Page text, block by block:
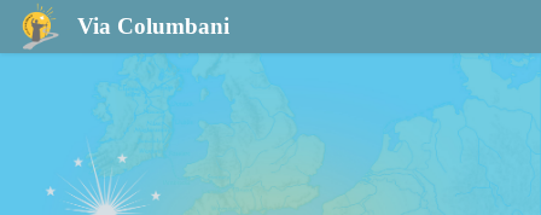
Via Columbani
Moselgarten Panorama café in Alf